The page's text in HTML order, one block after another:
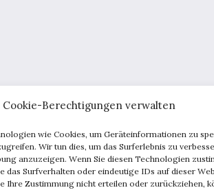
Cookie-Berechtigungen verwalten
wie Cookies, um Geräteinformationen zu
Wir tun dies, um das Surferlebnis zu
anzuzeigen. Wenn Sie diesen Technologien
das Surfverhalten oder eindeutige IDs auf dieser
Ihre Zustimmung nicht erteilen oder zurückziehen,